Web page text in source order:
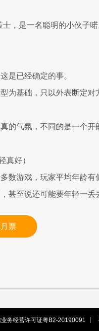
，是一名聪明的小伙子喏
是已经确定的事。
为基础，只以外表断定对
的气氛，不同的是一个开
真好）
数游戏，玩家平均年龄有
甚至说还可能要年轻一丢
票
务经营许可证粤B2-20190091